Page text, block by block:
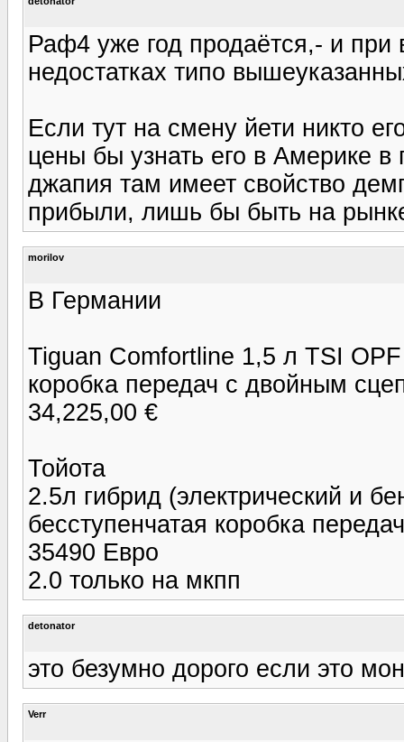
Раф4 уже год продаётся,- и при
недостатках типо
Если тут на смену йети никто
цены бы узнать его в Америке
джапия там имеет свойство
прибыли, лишь бы быть на
morilov
В Германии
Tiguan Comfortline 1,5 л TSI
коробка передач с двойным
34,225,00 €
Тойота
2.5л гибрид (электрический и
бесступенчатая коробка передач
35490 Евро
2.0 только на мкпп
detonator
это безумно дорого если это
Verr